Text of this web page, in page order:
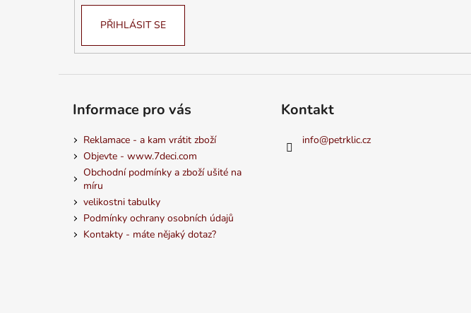
PŘIHLÁSIT SE
Informace pro vás
Reklamace - a kam vrátit zboží
Objevte - www.7deci.com
Obchodní podmínky a zboží ušité na
míru
velikostni tabulky
Podmínky ochrany osobních údajů
Kontakty - máte nějaký dotaz?
Kontakt
info@petrklic.cz